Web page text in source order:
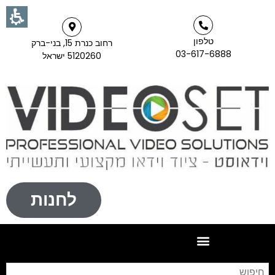
טלפון
03-617-6888
רחוב כנרת 15, בני-ברק
5120260 ישראל
לחנות